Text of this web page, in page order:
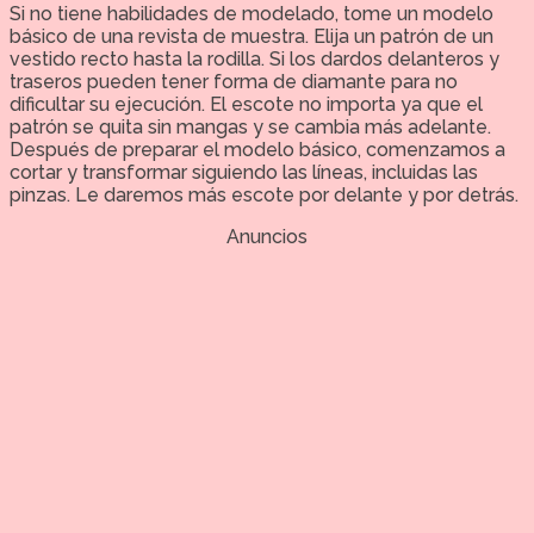
Si no tiene habilidades de modelado, tome un modelo
básico de una revista de muestra. Elija un patrón de un
vestido recto hasta la rodilla. Si los dardos delanteros y
traseros pueden tener forma de diamante para no
dificultar su ejecución. El escote no importa ya que el
patrón se quita sin mangas y se cambia más adelante.
Después de preparar el modelo básico, comenzamos a
cortar y transformar siguiendo las líneas, incluidas las
pinzas. Le daremos más escote por delante y por detrás.
Anuncios